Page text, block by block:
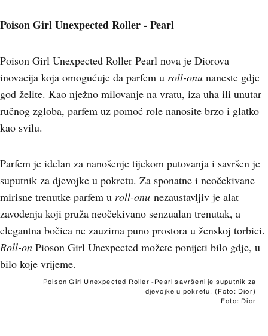
Poison Girl Unexpected Roller - Pearl
Poison Girl Unexpected Roller Pearl nova je Diorova
inovacija koja omogućuje da parfem u roll-onu naneste gdje
god želite. Kao nježno milovanje na vratu, iza uha ili unutar
ručnog zgloba, parfem uz pomoć role nanosite brzo i glatko
kao svilu.
Parfem je idelan za nanošenje tijekom putovanja i savršen je
suputnik za djevojke u pokretu. Za sponatne i neočekivane
mirisne trenutke parfem u roll-onu nezaustavljiv je alat
zavođenja koji pruža neočekivano senzualan trenutak, a
elegantna bočica ne zauzima puno prostora u ženskoj torbici.
Roll-on Pioson Girl Unexpected možete ponijeti bilo gdje, u
bilo koje vrijeme.
Poison Girl Unexpected Roller -Pearl savršeni je suputnik za
djevojke u pokretu. (Foto: Dior)
Foto: Dior